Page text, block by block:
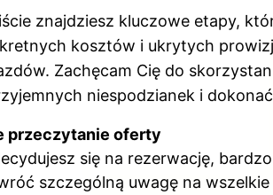
znajdziesz kluczowe etapy,
kosztów i ukrytych
Zachęcam Cię do
niespodzianek i
przeczytanie oferty
się na rezerwację,
szczególną uwagę na